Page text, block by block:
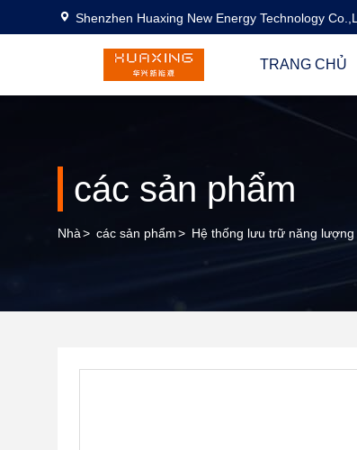
Shenzhen Huaxing New Energy Technology
TRANG CHỦ
các sản phẩm
Nhà> các sản phẩm> Hệ thống lưu trữ năng lượng